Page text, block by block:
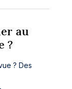
au
?
? Des